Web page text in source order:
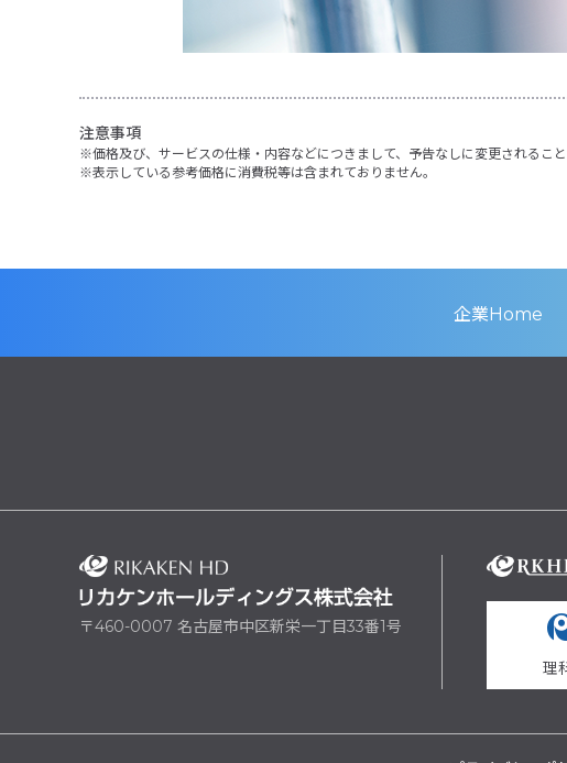
注意事項
価格及び、サービスの仕様・内容などにつきまして、予告なしに変更されること
表示している参考価格に消費税等は含まれておりません。
企業Home
〒460-0007 名古屋市中区新栄一丁目33番1号
理